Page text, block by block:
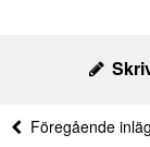
Föregående